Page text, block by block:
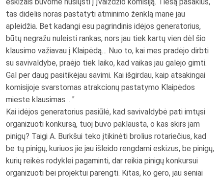
tas didelis noras pastatyti atminimo ženklą mane jau
apleidžia. Bet kadangi esu pagrindinis idėjos generatorius,
būtų negražu nuleisti rankas, nors jau tiek kartų vien dėl šio
klausimo važiavau į Klaipėdą… Nuo to, kai mes pradėjo dirbti
su savivaldybe, praėjo tiek laiko, kad vaikas jau galėjo gimti.
Gal per daug pasitikėjau savimi. Kai išgirdau, kaip atsakingai
komisijoje svarstomas atrakcionų pastatymo Klaipėdos
mieste klausimas… "
Kai idėjos generatorius pasiūlė, kad savivaldybė pati imtųsi
organizuoti konkursą, tuoj buvo paklausta, o kas skirs jam
pinigų? Taigi A. Burkšui teko įtikinėti brolius rotariečius, kad
be tų pinigų, kuriuos jie jau išleido rengdami eskizus, be pinigų,
kurių reikės rodyklei pagaminti, dar reikia pinigų konkursui
organizuoti bei projektui parengti. Kitas, ko gero, jau seniai